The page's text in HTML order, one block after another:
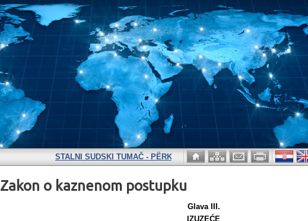
STALNI SUDSKI TUMAČ - PËRKTHYES I PËRHERSHËM GJYGJËSOR -
Zakon o kaznenom postupku
Glava III.
IZUZEĆE